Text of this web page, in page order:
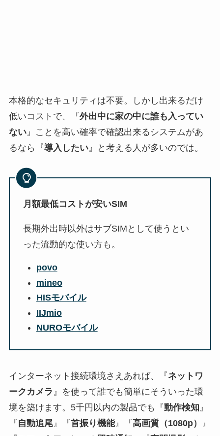
本格的なセキュリティは不要。しかし出来るだけ
低いコストで、『外出中に家の中に誰も入ってい
ない』ことを高い確率で確認出来るシステムがあ
るなら『導入したい』と考える人が多いのでは。
月額最低コストが安いSIM
長期外出時以外はサブSIMとして使うとい
った流動的な使い方も。
povo
mineo
HISモバイル
IIJmio
NUROモバイル
インターネット接続環境さえあれば、『ネットワ
ークカメラ 』を使って誰でも簡単にそういった環
境を築けます。5千円以内の製品でも『動作検知』
『 自動追尾』『首振り機能』『高画質（1080p）
』